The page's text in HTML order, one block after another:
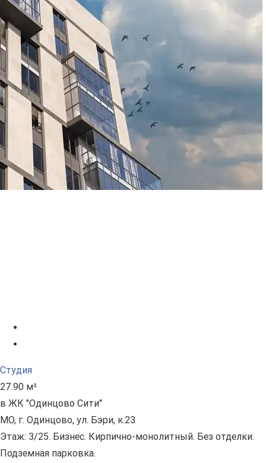
Студия
27.90 м²
в ЖК "Одинцово Сити"
МО, г. Одинцово, ул. Бэри, к.23
Этаж: 3/25. Бизнес. Кирпично-монолитный. Без отделки.
Подземная парковка.